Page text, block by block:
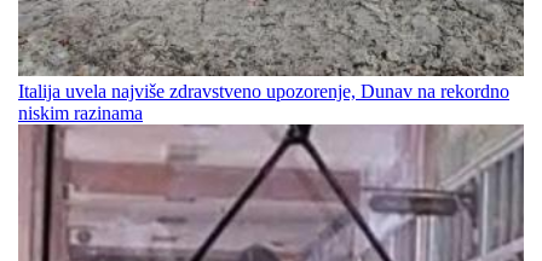
Italija uvela najviše zdravstveno upozorenje, Dunav na rekordno
niskim razinama